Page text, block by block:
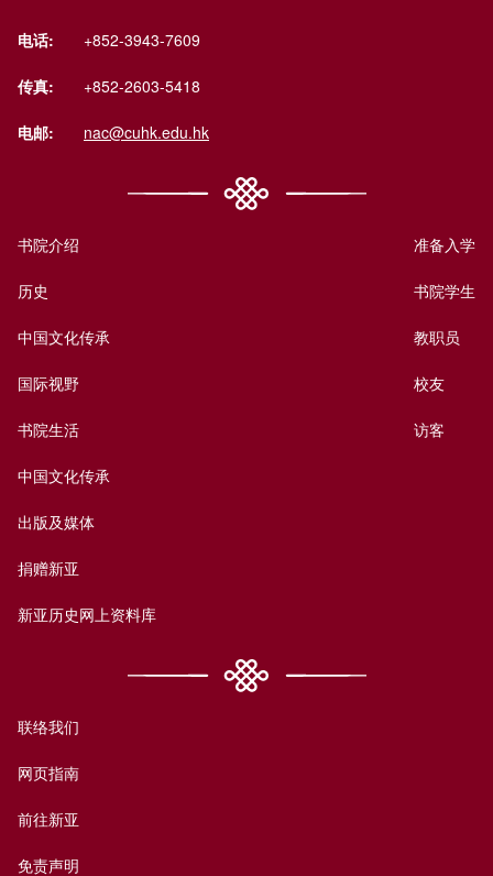
电话: +852-3943-7609
传真: +852-2603-5418
电邮: nac@cuhk.edu.hk
书院介绍
历史
中国文化传承
国际视野
书院生活
中国文化传承
出版及媒体
捐赠新亚
新亚历史网上资料库
准备入学
书院学生
教职员
校友
访客
联络我们
网页指南
前往新亚
免责声明